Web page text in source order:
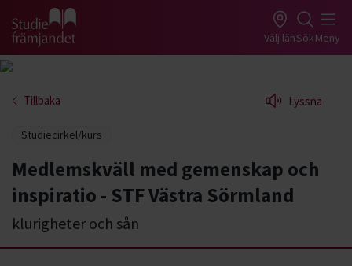
Gå till studiefrämjandets startsida Välj länSökMeny
Tillbaka Lyssna
Studiecirkel/kurs
Medlemskväll med gemenskap och
inspiratio - STF Västra Sörmland
klurigheter och sån